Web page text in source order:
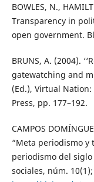
BOWLES, N.,
Transparency in
open government.
BRUNS, A. (2004).
gatewatching and
(Ed.), Virtual
Press, pp. 177–192.
CAMPOS
“Meta periodismo
periodismo del siglo
sociales, núm. 10(1);